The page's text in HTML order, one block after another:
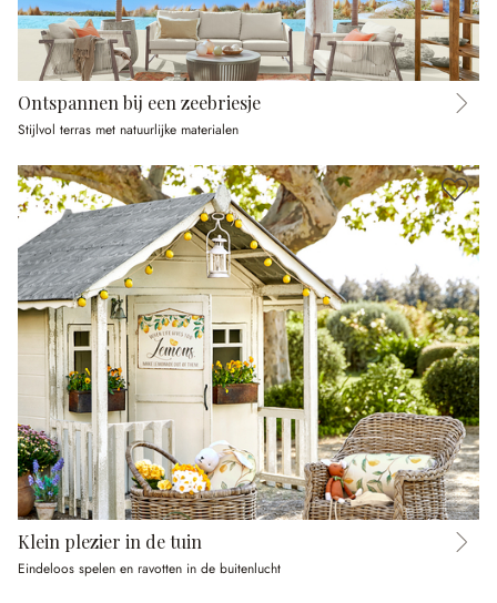
Ontspannen bij een zeebriesje
Stijlvol terras met natuurlijke materialen
Klein plezier in de tuin
Eindeloos spelen en ravotten in de buitenlucht